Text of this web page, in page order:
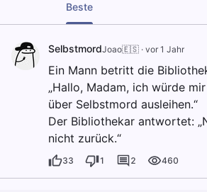
Beste
SelbstmordJoao🇪🇸 · vor 1 Jahr
Ein Mann betritt die
„Hallo, Madam, ich würde
über Selbstmord ausleihen.“
Der Bibliothekar antwortet:
nicht zurück.“
33 1 2 460